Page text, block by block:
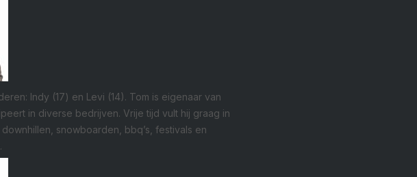
Indy (17) en Levi (14). Tom is eigenaar van
in diverse bedrijven. Vrije tijd vult hij graag in
snowboarden, bbq’s, festivals en